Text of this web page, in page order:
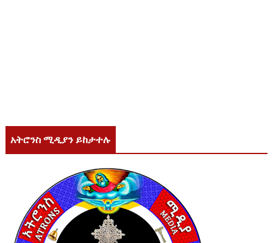
አትሮንስ ሚዲያን ይከታተሉ